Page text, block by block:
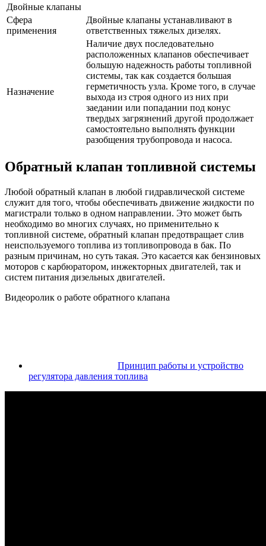
Двойные клапаны
Сфера
применения
Двойные клапаны устанавливают в
ответственных тяжелых дизелях.
Назначение
Наличие двух последовательно
расположенных клапанов обеспечивает
большую надежность работы топливной
системы, так как создается большая
герметичность узла. Кроме того, в случае
выхода из строя одного из них при
заедании или попадании под конус
твердых загрязнений другой продолжает
самостоятельно выполнять функции
разобщения трубопровода и насоса.
Обратный клапан топливной системы
Любой обратный клапан в любой гидравлической системе
служит для того, чтобы обеспечивать движение жидкости по
магистрали только в одном направлении. Это может быть
необходимо во многих случаях, но применительно к
топливной системе, обратный клапан предотвращает слив
неиспользуемого топлива из топливопровода в бак. По
разным причинам, но суть такая. Это касается как бензиновых
моторов с карбюратором, инжекторных двигателей, так и
систем питания дизельных двигателей.
Видеоролик о работе обратного клапана
Принцип работы и устройство
регулятора давления топлива